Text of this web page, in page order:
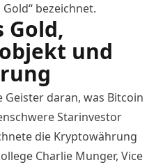
bezeichnet.
Gold,
und
Geister daran, was Bitcoin
Starinvestor
die Kryptowährung
Charlie Munger, Vice